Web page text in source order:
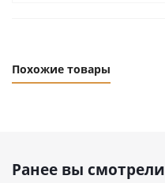
Похожие товары
Ранее вы смотрели